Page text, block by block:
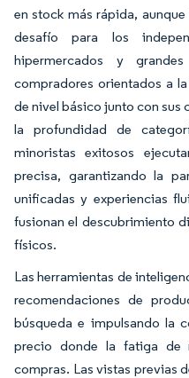
en stock más rápida,
desafío para los
hipermercados y
compradores orientados a
de nivel básico junto con sus
la profundidad de
minoristas exitosos
precisa, garantizando la
unificadas y experiencias
fusionan el descubrimiento
físicos.
Las herramientas de
recomendaciones de
búsqueda e impulsando la
precio donde la fatiga de
compras. Las vistas previas